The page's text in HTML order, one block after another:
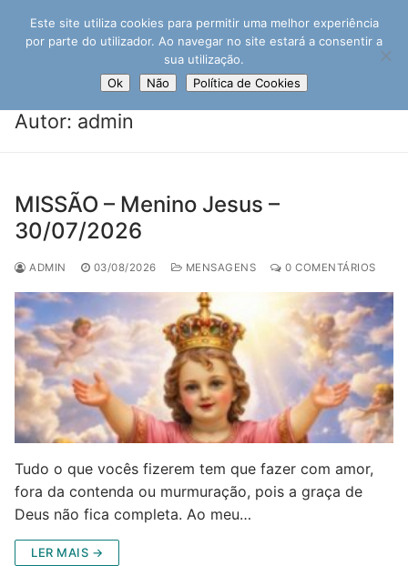
Autor: admin
MISSÃO – Menino Jesus –
30/07/2026
ADMIN 03/08/2026 MENSAGENS 0 COMENTÁRIOS
Tudo o que vocês fizerem tem que fazer com amor,
fora da contenda ou murmuração, pois a graça de
Deus não fica completa. Ao meu…
LER MAIS →
Este site utiliza cookies para permitir uma melhor experiência
por parte do utilizador. Ao navegar no site estará a consentir a
sua utilização.
Ok
Não Política de Cookies